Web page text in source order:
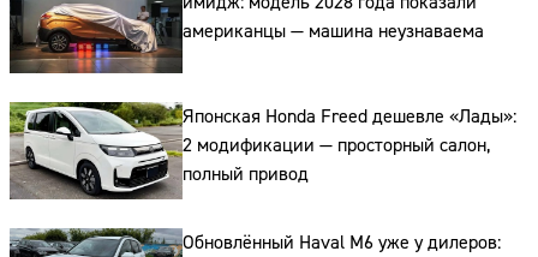
американцы — машина неузнаваема
Японская Honda Freed дешевле «Лады»:
2 модификации — просторный салон,
полный привод
Обновлённый Haval M6 уже у дилеров: